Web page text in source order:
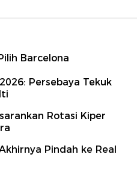
Barcelona
Persebaya Tekuk
Rotasi Kiper
Pindah ke Real